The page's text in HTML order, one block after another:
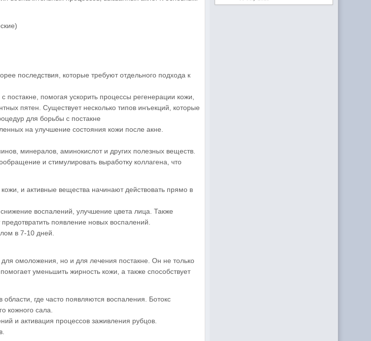
последствия, которые требуют отдельного подхода к
помогая ускорить процессы регенерации кожи,
пятен. Существует несколько типов инъекций, которые
для борьбы с постакне
на улучшение состояния кожи после акне.
минералов, аминокислот и других полезных веществ.
и стимулировать выработку коллагена, что
и активные вещества начинают действовать прямо в
воспалений, улучшение цвета лица. Также
появление новых воспалений.
в 7-10 дней.
для омоложения, но и для лечения постакне. Он не только
уменьшить жирность кожи, а также способствует
где часто появляются воспаления. Ботокс
кожного сала.
и активация процессов заживления рубцов.